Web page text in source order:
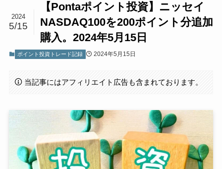
【Pontaポイント投資】ニッセイ
NASDAQ100を200ポイント分追加
購入。2024年5月15日
2024
5/15
ポイント投資トレード記録 2024年5月15日
当記事にはアフィリエイト広告も含まれております。